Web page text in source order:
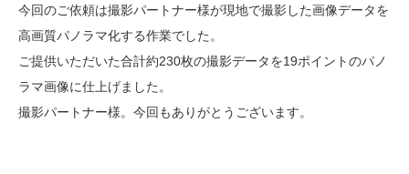
今回のご依頼は撮影パートナー様が現地で撮影した画像データを
高画質パノラマ化する作業でした。
ご提供いただいた合計約230枚の撮影データを19ポイントのパノ
ラマ画像に仕上げました。
撮影パートナー様。今回もありがとうございます。